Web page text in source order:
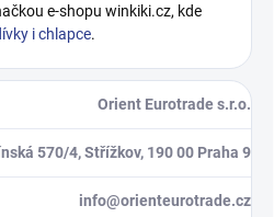
e-shopu winkiki.cz, kde
i chlapce.
Orient Eurotrade s.r.o.
570/4, Střížkov, 190 00 Praha 9
info@orienteurotrade.cz